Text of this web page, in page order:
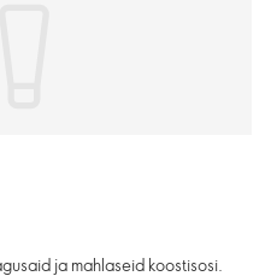
ja mahlaseid koostisosi.